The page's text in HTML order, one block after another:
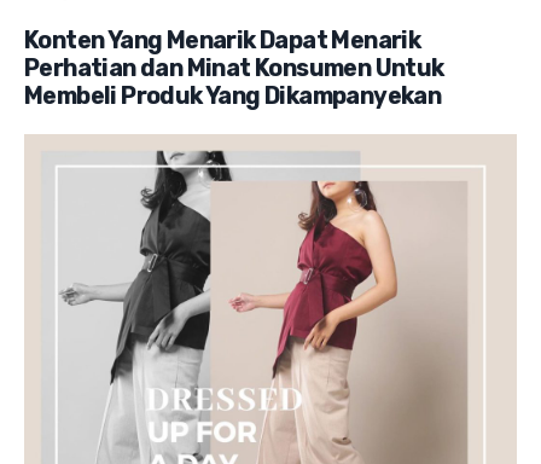
Konten Yang Menarik Dapat Menarik
Perhatian dan Minat Konsumen Untuk
Membeli Produk Yang Dikampanyekan